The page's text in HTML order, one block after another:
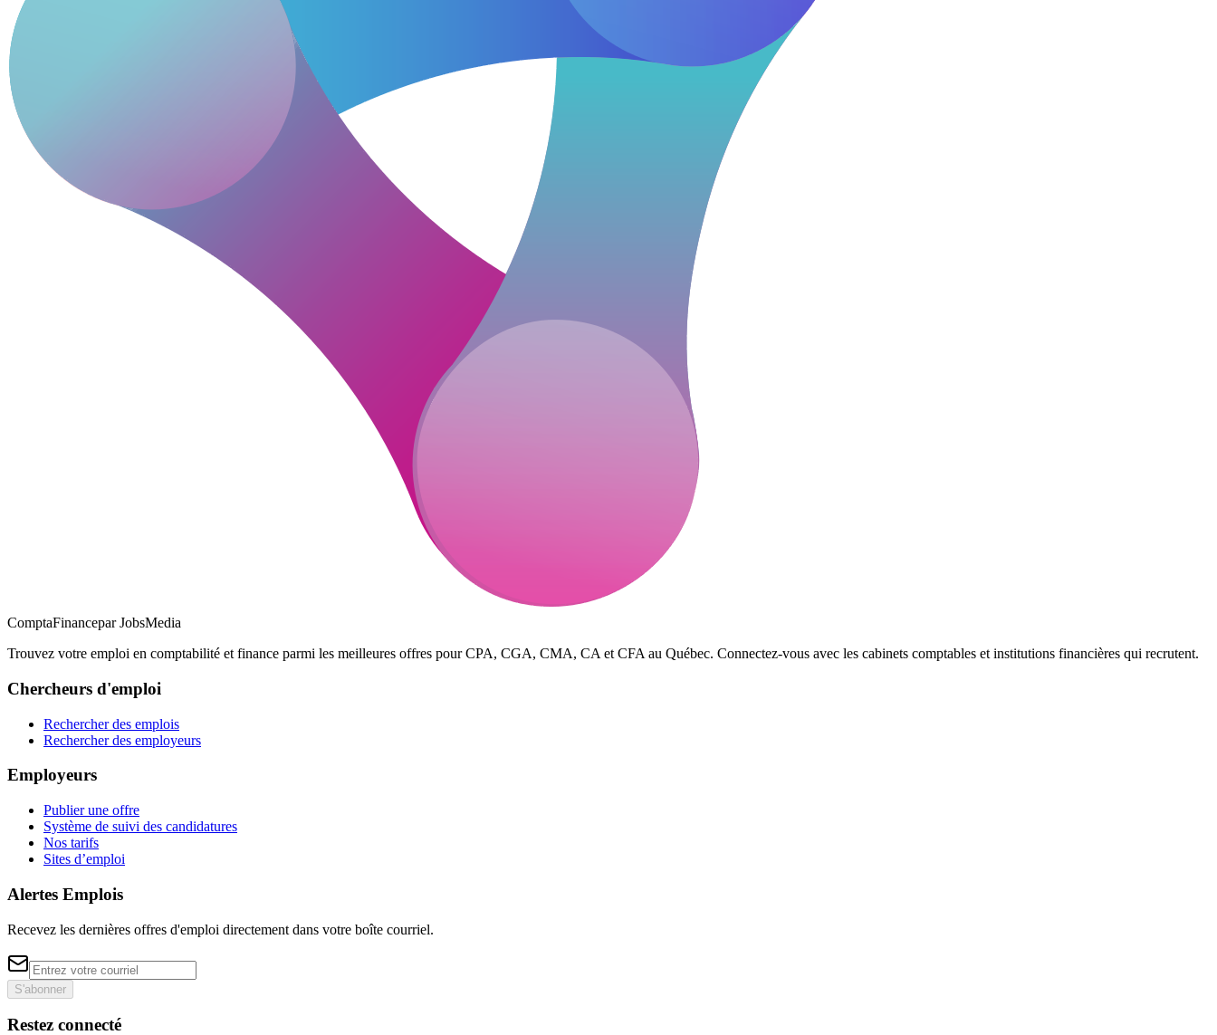
ComptaFinancepar JobsMedia
Trouvez votre emploi en comptabilité et finance parmi les meilleures offres pour CPA, CGA, CMA, CA et CFA au Québec. Connectez-vous avec les cabinets comptables et institutions financières qui recrutent.
Chercheurs d'emploi
Rechercher des emplois
Rechercher des employeurs
Employeurs
Publier une offre
Système de suivi des candidatures
Nos tarifs
Sites d’emploi
Alertes Emplois
Recevez les dernières offres d'emploi directement dans votre boîte courriel.
S'abonner
Restez connecté